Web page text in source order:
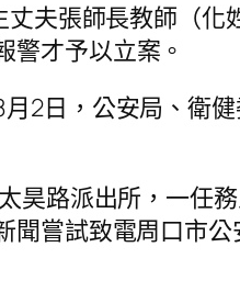
夫張師長教師（化
警才予以立案。
2日，公安局、衛
昊路派出所，一任
嘗試致電周口市